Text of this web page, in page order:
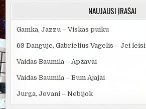
NAUJAUSI ĮRAŠAI
Gamka, Jazzu – Viskas puiku
69 Danguje, Gabrielius Vagelis – Jei leisi
Vaidas Baumila – Apžavai
Vaidas Baumila – Bum Ajajai
Jurga, Jovani – Nebijok